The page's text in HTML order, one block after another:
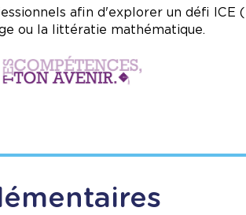
afin d'explorer un défi ICE
ou la littératie mathématique.
Image